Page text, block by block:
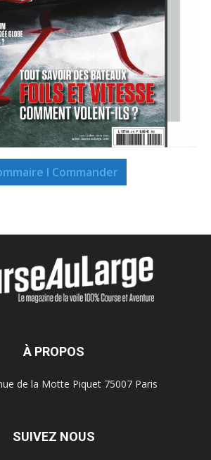
I Commander
À PROPOS
de la Motte Piquet 75007 Paris
SUIVEZ NOUS